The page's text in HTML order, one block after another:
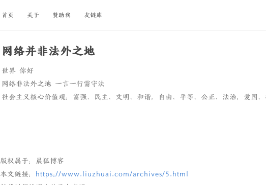
首页 关于 赞助我 友链库
网络并非法外之地
世界 你好
网络非法外之地 一言一行需守法
社会主义核心价值观：富强、民主、文明、和谐，自由、平等、公正、法治，爱国
版权属于：晨狐博客
本文链接： https://www.liuzhuai.com/archives/5.html